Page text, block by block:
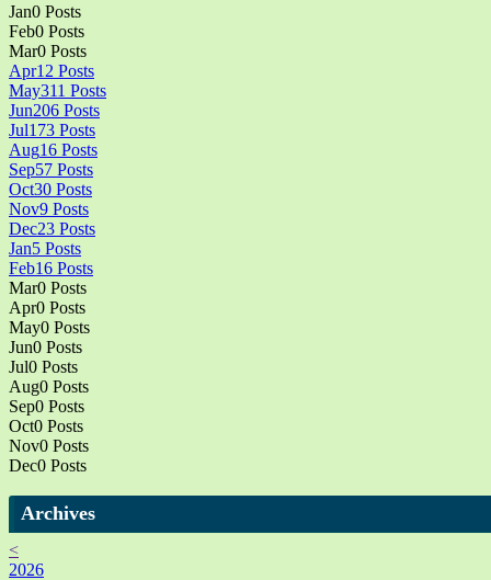
Jan0 Posts
Feb0 Posts
Mar0 Posts
Apr12 Posts
May311 Posts
Jun206 Posts
Jul173 Posts
Aug16 Posts
Sep57 Posts
Oct30 Posts
Nov9 Posts
Dec23 Posts
Jan5 Posts
Feb16 Posts
Mar0 Posts
Apr0 Posts
May0 Posts
Jun0 Posts
Jul0 Posts
Aug0 Posts
Sep0 Posts
Oct0 Posts
Nov0 Posts
Dec0 Posts
Archives
<
2026